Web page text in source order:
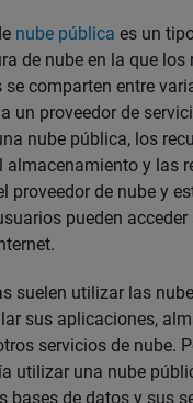
nube pública es un
de nube en la que los
comparten entre
un proveedor de
nube pública, los
almacenamiento y las
proveedor de nube y
pueden
suelen utilizar las
sus aplicaciones,
servicios de nube.
utilizar una nube
bases de datos y sus